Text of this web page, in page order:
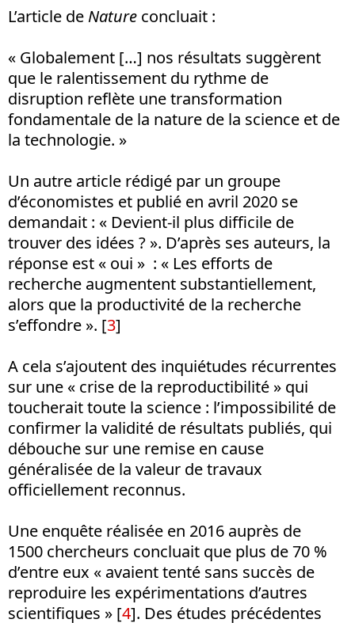
L’article deNature concluait :
« Globalement […] nos résultats suggèrent
que le ralentissement du rythme de
disruption reflète une transformation
fondamentale de la nature de la science et de
la technologie. »
Un autre article rédigé par un groupe
d’économistes et publié en avril 2020 se
demandait : « Devient-il plus difficile de
trouver des idées ? ». D’après ses auteurs, la
réponse est « oui » : « Les efforts de
recherche augmentent substantiellement,
alors que la productivité de la recherche
s’effondre ». [3]
A cela s’ajoutent des inquiétudes récurrentes
sur une « crise de la reproductibilité » qui
toucherait toute la science : l’impossibilité de
confirmer la validité de résultats publiés, qui
débouche sur une remise en cause
généralisée de la valeur de travaux
officiellement reconnus.
Une enquête réalisée en 2016 auprès de
1500 chercheurs concluait que plus de 70 %
d’entre eux « avaient tenté sans succès de
reproduire les expérimentations d’autres
scientifiques » [4]. Des études précédentes